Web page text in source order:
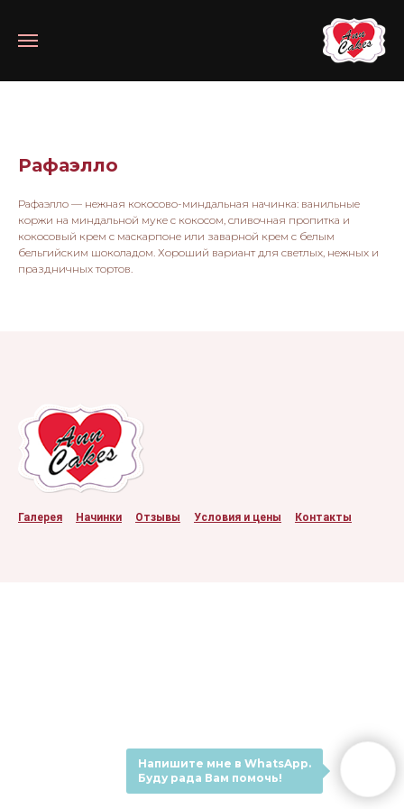
Напишите мне в WhatsApp.
Буду рада Вам помочь!
Рафаэлло
Рафаэлло — нежная кокосово-миндальная начинка: ванильные
коржи на миндальной муке с кокосом, сливочная пропитка и
кокосовый крем с маскарпоне или заварной крем с белым
бельгийским шоколадом. Хороший вариант для светлых, нежных и
праздничных тортов.
Галерея Начинки Отзывы Условия и цены Контакты